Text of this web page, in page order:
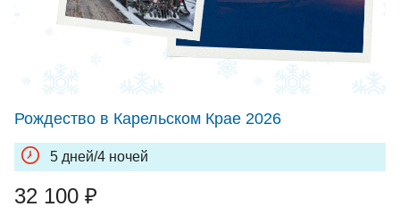
Рождество в Карельском Крае 2026
5 дней/4 ночей
32 100 ₽